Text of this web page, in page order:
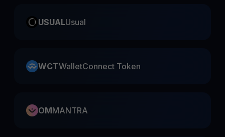
USUALUsual
WCTWalletConnect Token
OMMANTRA